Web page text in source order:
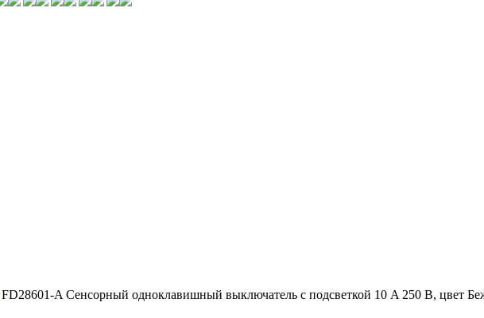
FD28601-A Сенсорный одноклавишный выключатель с подсветкой 10 A 250 В, цвет